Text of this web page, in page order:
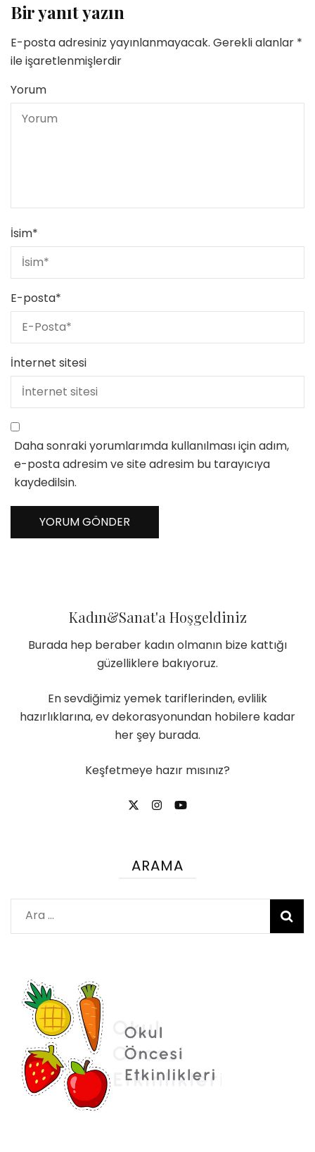
Bir yanıt yazın
E-posta adresiniz yayınlanmayacak. Gerekli alanlar *
ile işaretlenmişlerdir
Yorum
İsim*
E-posta*
İnternet sitesi
Daha sonraki yorumlarımda kullanılması için adım,
e-posta adresim ve site adresim bu tarayıcıya
kaydedilsin.
Kadın&Sanat'a Hoşgeldiniz
Burada hep beraber kadın olmanın bize kattığı
güzelliklere bakıyoruz.
En sevdiğimiz yemek tariflerinden, evlilik
hazırlıklarına, ev dekorasyonundan hobilere kadar
her şey burada.
Keşfetmeye hazır mısınız?
ARAMA
Arama: